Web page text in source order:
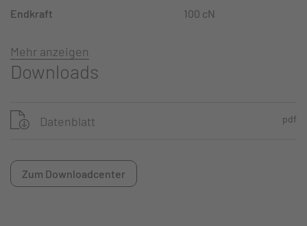
Endkraft 100 cN
Mehr anzeigen
Downloads
Datenblatt pdf
Zum Downloadcenter